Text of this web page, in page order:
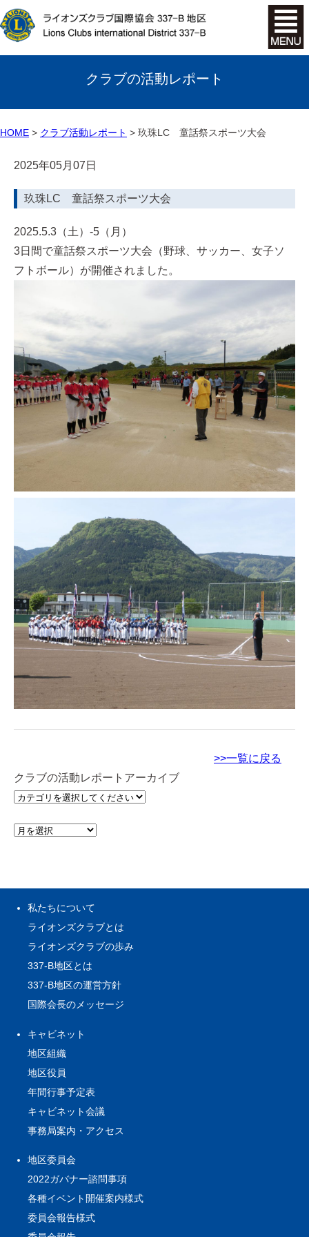
クラブの活動レポート
HOME クラブ活動レポート 玖珠LC 童話祭スポーツ大会
2025年05月07日
玖珠LC 童話祭スポーツ大会
2025.5.3（土）-5（月）
3日間で童話祭スポーツ大会（野球、サッカー、女子ソ
フトボール）が開催されました。
>>一覧に戻る
クラブの活動レポートアーカイブ
私たちについて
ライオンズクラブとは
ライオンズクラブの歩み
337-B地区とは
337-B地区の運営方針
国際会長のメッセージ
キャビネット
地区組織
地区役員
年間行事予定表
キャビネット会議
事務局案内・アクセス
地区委員会
2022ガバナー諮問事項
各種イベント開催案内様式
委員会報告様式